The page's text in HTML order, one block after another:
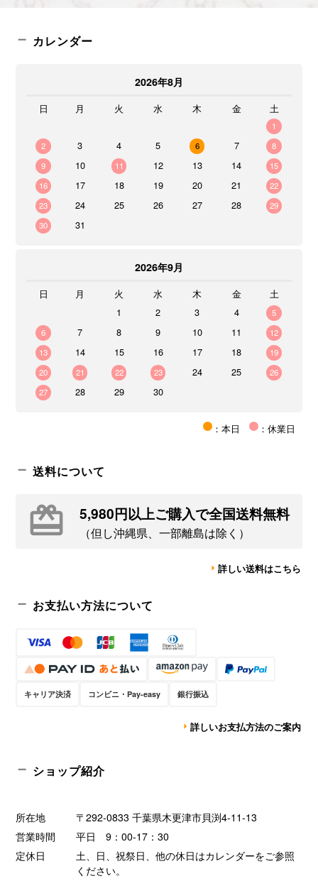
カレンダー
2026年8月
日 月 火 水 木 金 土
1
2
3 4 5 6 7
8
9
10 11 12 13 14
15
16
17 18 19 20 21
22
23
24 25 26 27 28
29
30
31
2026年9月
日 月 火 水 木 金
土
1
2 3 4
5
6
7 8 9 10 11
12
13
14 15 16 17 18
19
20
21 22 23 24 25
26
27
28 29 30
：本日 ：休業日
送料について
5,980円以上ご購入で全国送料無料
（但し沖縄県、一部離島は除く）
詳しい送料はこちら
お支払い方法について
キャリア決済 コンビニ・Pay-easy 銀行振込
詳しいお支払方法のご案内
ショップ紹介
所在地
〒292-0833 千葉県木更津市貝渕4-11-13
営業時間
平日 9：00-17：30
定休日
土、日、祝祭日、他の休日はカレンダーをご参照
ください。